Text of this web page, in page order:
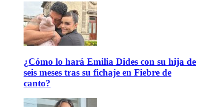
¿Cómo lo hará Emilia Dides con su hija de
seis meses tras su fichaje en Fiebre de
canto?